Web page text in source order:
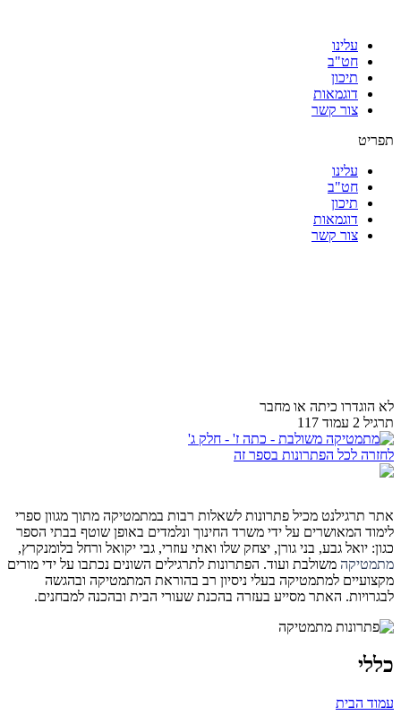
עלינו
חט"ב
תיכון
דוגמאות
צור קשר
תפריט
עלינו
חט"ב
תיכון
דוגמאות
צור קשר
לא הוגדרו כיתה או מחבר
תרגיל 2 עמוד 117
לחזרה לכל הפתרונות בספר זה
אתר תרגילנט מכיל פתרונות לשאלות רבות במתמטיקה מתוך מגוון ספרי
לימוד המאושרים על ידי משרד החינוך ונלמדים באופן שוטף בבתי הספר
כגון: יואל גבע, בני גורן, יצחק שלו ואתי עוזרי, גבי יקואל ורחל בלומנקרץ,
מתמטיקה משולבת ועוד. הפתרונות לתרגילים השונים נכתבו על ידי מורים
מקצועיים למתמטיקה בעלי ניסיון רב בהוראת המתמטיקה ובהגשה
לבגרויות. האתר מסייע בעזרה בהכנת שעורי הבית ובהכנה למבחנים.
כללי
עמוד הבית